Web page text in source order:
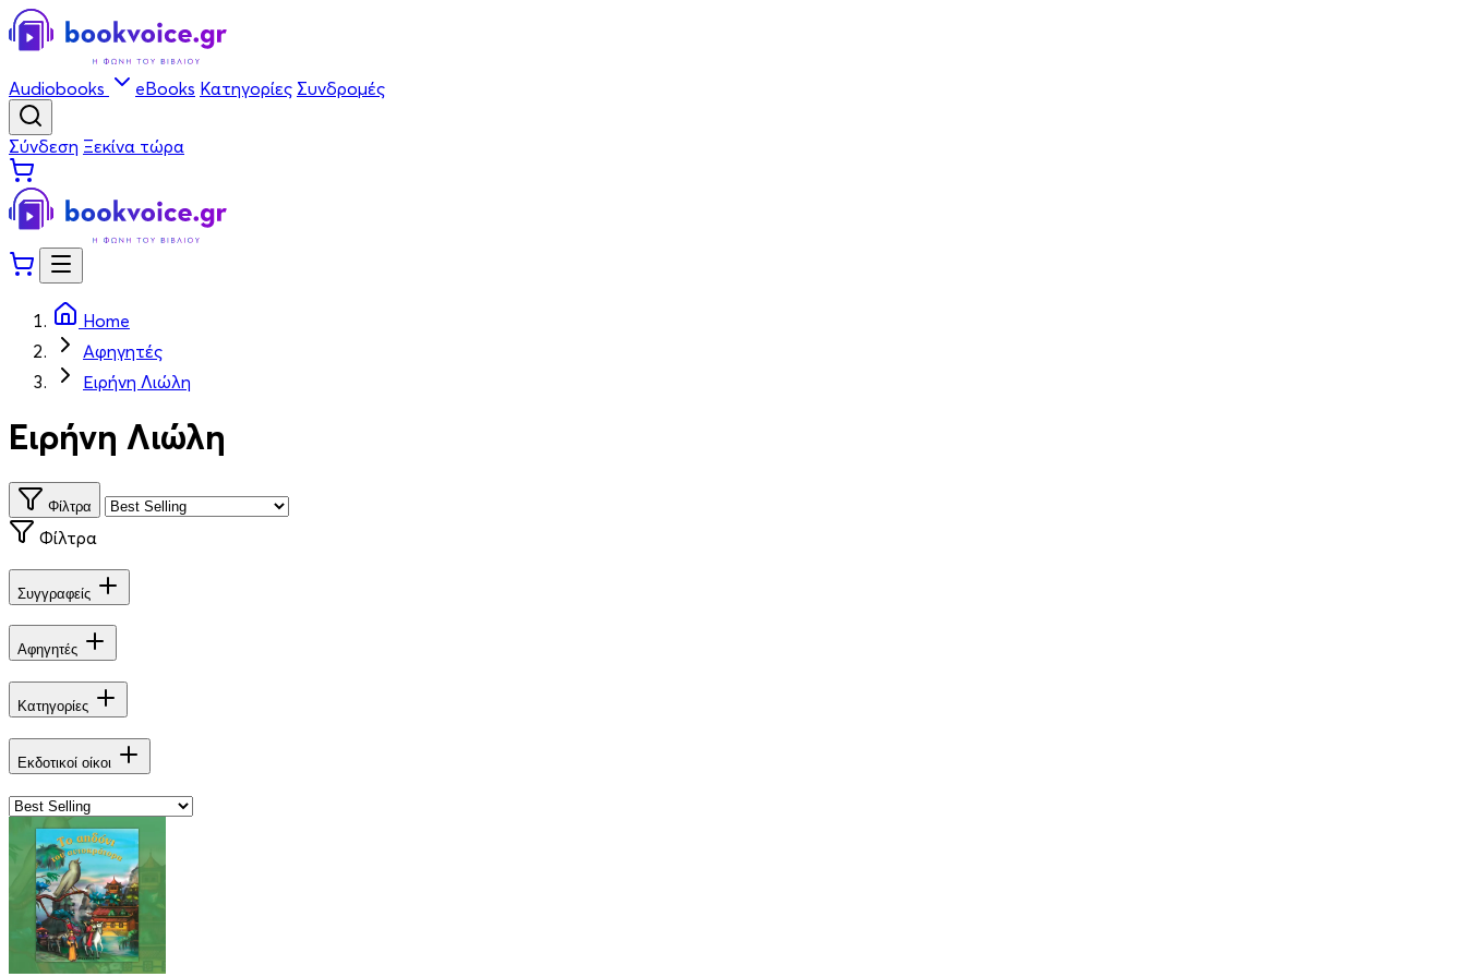
Audiobooks eBooks Κατηγορίες Συνδρομές
Σύνδεση Ξεκίνα τώρα
Home
Αφηγητές
Ειρήνη Λιώλη
Ειρήνη Λιώλη
Φίλτρα
Φίλτρα
Συγγραφείς
Αφηγητές
Κατηγορίες
Εκδοτικοί οίκοι